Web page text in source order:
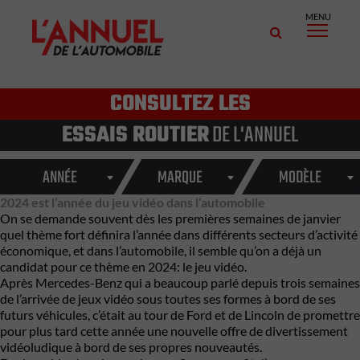
MENU
CONSULTEZ LES
ESSAIS ROUTIERDE L'ANNUEL
ANNÉE MARQUE MODÈLE
2024 est l’année du jeu vidéo dans l’automobile
On se demande souvent dès les premières semaines de janvier
quel thème fort définira l’année dans différents secteurs d’activité
économique, et dans l’automobile, il semble qu’on a déjà un
candidat pour ce thème en 2024: le jeu vidéo.
Après Mercedes-Benz qui a beaucoup parlé depuis trois semaines
de l’arrivée de jeux vidéo sous toutes ses formes à bord de ses
futurs véhicules, c’était au tour de Ford et de Lincoln de promettre
pour plus tard cette année une nouvelle offre de divertissement
vidéoludique à bord de ses propres nouveautés.